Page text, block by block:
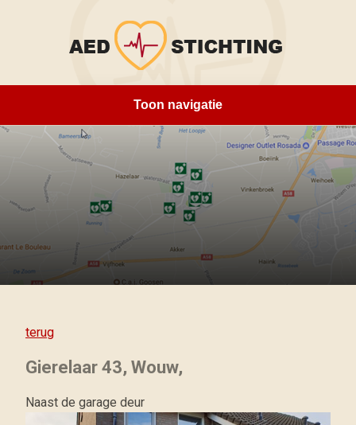
Toon navigatie
Over ons
Locaties
Sponsoren
terug
Gierelaar 43, Wouw,
Naast de garage deur